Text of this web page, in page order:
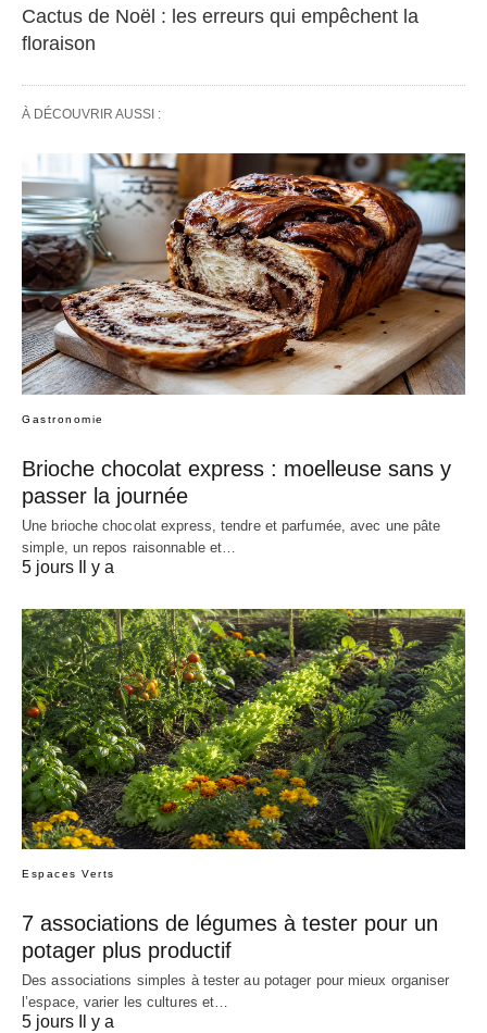
Cactus de Noël : les erreurs qui empêchent la
floraison
À DÉCOUVRIR AUSSI :
Gastronomie
Brioche chocolat express : moelleuse sans y
passer la journée
Une brioche chocolat express, tendre et parfumée, avec une pâte
simple, un repos raisonnable et…
5 jours Il y a
Espaces Verts
7 associations de légumes à tester pour un
potager plus productif
Des associations simples à tester au potager pour mieux organiser
l’espace, varier les cultures et…
5 jours Il y a